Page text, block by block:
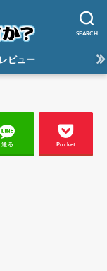
SEARCH
レビュー
送る Pocket